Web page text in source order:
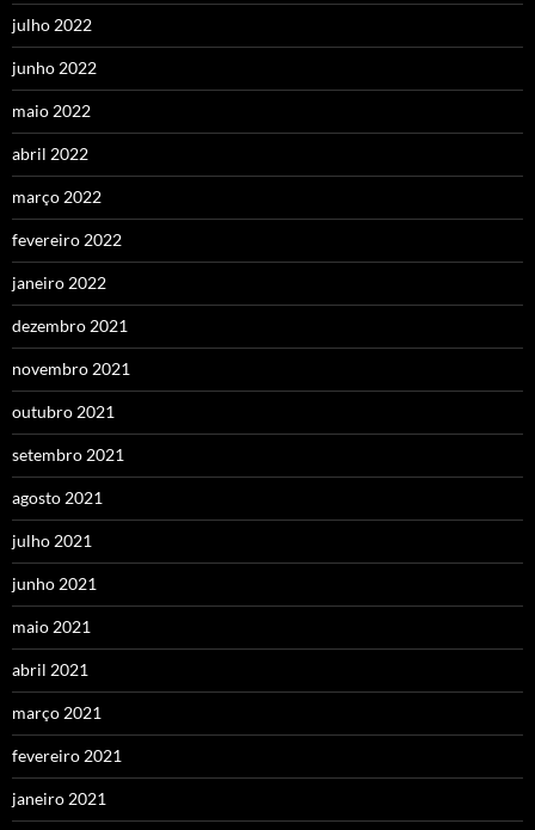
julho 2022
junho 2022
maio 2022
abril 2022
março 2022
fevereiro 2022
janeiro 2022
dezembro 2021
novembro 2021
outubro 2021
setembro 2021
agosto 2021
julho 2021
junho 2021
maio 2021
abril 2021
março 2021
fevereiro 2021
janeiro 2021